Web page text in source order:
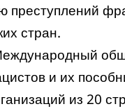
преступлений
стран.
и их
из 20